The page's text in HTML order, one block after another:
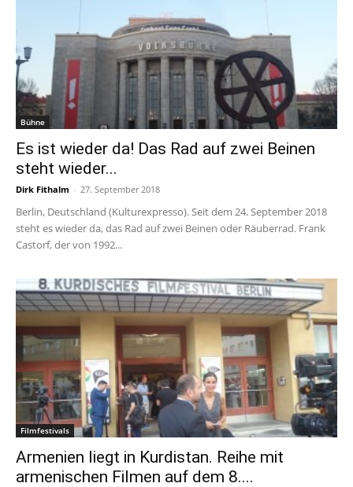
Bühne
Es ist wieder da! Das Rad auf zwei Beinen
steht wieder...
Dirk Fithalm - 27. September 2018
Berlin, Deutschland (Kulturexpresso). Seit dem 24. September 2018
steht es wieder da, das Rad auf zwei Beinen oder Räuberrad. Frank
Castorf, der von 1992...
Filmfestivals
Armenien liegt in Kurdistan. Reihe mit
armenischen Filmen auf dem 8....